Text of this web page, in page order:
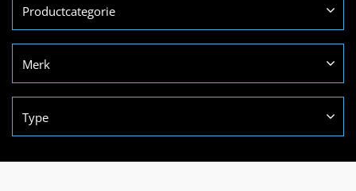
Productcategorie
Merk
Type